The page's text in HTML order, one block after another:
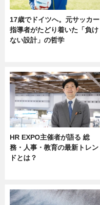
17歳でドイツへ。元サッカー
指導者がたどり着いた「負け
ない設計」の哲学
HR EXPO主催者が語る 総
務・人事・教育の最新トレン
ドとは？